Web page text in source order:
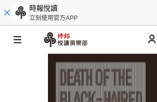
時報悅讀
立刻使用官方APP